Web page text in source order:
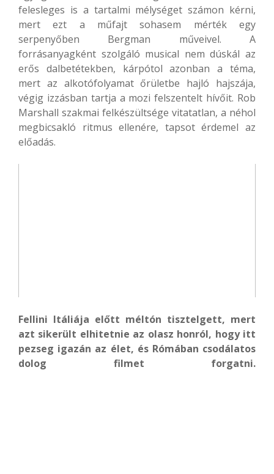
felesleges is a tartalmi mélységet számon kérni,
mert ezt a műfajt sohasem mérték egy
serpenyőben Bergman műveivel. A
forrásanyagként szolgáló musical nem dúskál az
erős dalbetétekben, kárpótol azonban a téma,
mert az alkotófolyamat őrületbe hajló hajszája,
végig izzásban tartja a mozi felszentelt hívőit. Rob
Marshall szakmai felkészültsége vitatatlan, a néhol
megbicsakló ritmus ellenére, tapsot érdemel az
előadás.
Fellini Itáliája előtt méltón tisztelgett, mert
azt sikerült elhitetnie az olasz honról, hogy itt
pezseg igazán az élet, és Rómában csodálatos
dolog filmet forgatni.